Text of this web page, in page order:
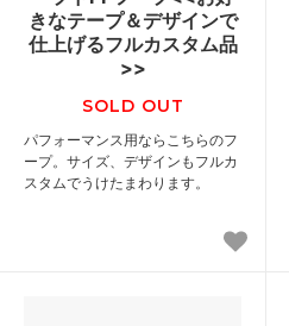
きなテープ＆デザインで
仕上げるフルカスタム品
>>
SOLD OUT
パフォーマンス用ならこちらのフ
ープ。サイズ、デザインもフルカ
スタムでうけたまわります。